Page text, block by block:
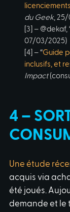
du Geek, 25/
[3] – @dekaf,
07/03/2025)
[4] – “Guide
inclusifs, et
Impact
4 –
Une étude
acquis via
été joués.
demande et le